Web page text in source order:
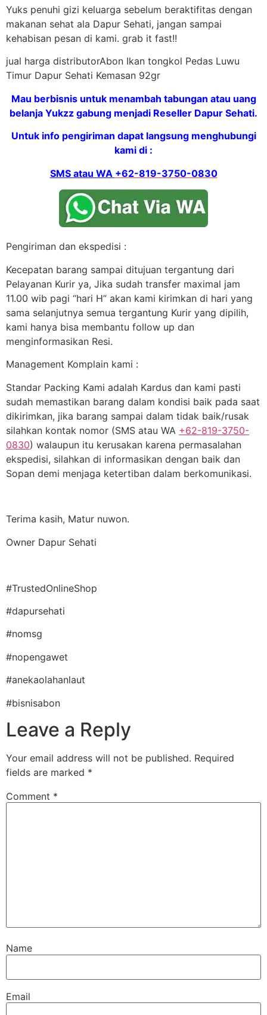
Yuks penuhi gizi keluarga sebelum beraktifitas dengan
makanan sehat ala Dapur Sehati, jangan sampai
kehabisan pesan di kami. grab it fast!!
jual harga distributorAbon Ikan tongkol Pedas Luwu
Timur Dapur Sehati Kemasan 92gr
Mau berbisnis untuk menambah tabungan atau uang
belanja Yukzz gabung menjadi Reseller Dapur Sehati.
Untuk info pengiriman dapat langsung menghubungi
kami di :
SMS atau WA +62-819-3750-0830
Pengiriman dan ekspedisi :
Kecepatan barang sampai ditujuan tergantung dari
Pelayanan Kurir ya, Jika sudah transfer maximal jam
11.00 wib pagi “hari H” akan kami kirimkan di hari yang
sama selanjutnya semua tergantung Kurir yang dipilih,
kami hanya bisa membantu follow up dan
menginformasikan Resi.
Management Komplain kami :
Standar Packing Kami adalah Kardus dan kami pasti
sudah memastikan barang dalam kondisi baik pada saat
dikirimkan, jika barang sampai dalam tidak baik/rusak
silahkan kontak nomor (SMS atau WA +62-819-3750-
0830) walaupun itu kerusakan karena permasalahan
ekspedisi, silahkan di informasikan dengan baik dan
Sopan demi menjaga ketertiban dalam berkomunikasi.
Terima kasih, Matur nuwon.
Owner Dapur Sehati
#TrustedOnlineShop
#dapursehati
#nomsg
#nopengawet
#anekaolahanlaut
#bisnisabon
Leave a Reply
Your email address will not be published. Required
fields are marked *
Comment *
Name
Email